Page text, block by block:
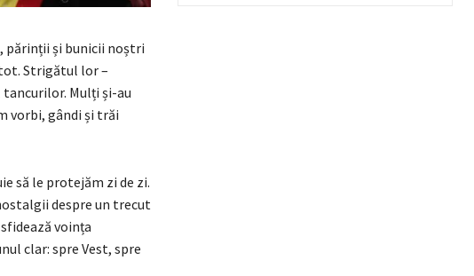
părinții și bunicii noștri
Strigătul lor –
Mulți și-au
vorbi, gândi și trăi
să le protejăm zi de zi.
despre un trecut
voința
clar: spre Vest, spre